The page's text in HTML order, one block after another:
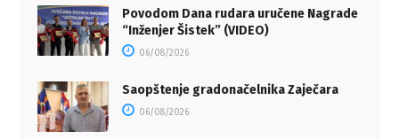
Povodom Dana rudara uručene Nagrade
“Inženjer Šistek” (VIDEO)
06/08/2026
Saopštenje gradonačelnika Zaječara
06/08/2026